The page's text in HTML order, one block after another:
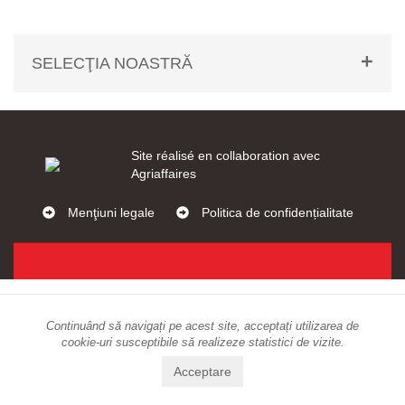
Continuând să navigați pe acest site, acceptați utilizarea de
cookie-uri susceptibile să realizeze statistici de vizite.
Acceptare
SELECŢIA NOASTRĂ
Site réalisé en collaboration avec
Agriaffaires
Menţiuni legale Politica de confidențialitate